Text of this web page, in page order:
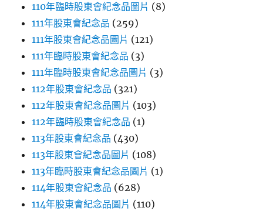
110年臨時股東會紀念品圖片 (8)
111年股東會紀念品 (259)
111年股東會紀念品圖片 (121)
111年臨時股東會紀念品 (3)
111年臨時股東會紀念品圖片 (3)
112年股東會紀念品 (321)
112年股東會紀念品圖片 (103)
112年臨時股東會紀念品 (1)
113年股東會紀念品 (430)
113年股東會紀念品圖片 (108)
113年臨時股東會紀念品圖片 (1)
114年股東會紀念品 (628)
114年股東會紀念品圖片 (110)